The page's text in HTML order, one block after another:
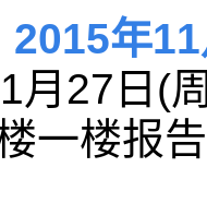
2015年
月27日(
一楼报